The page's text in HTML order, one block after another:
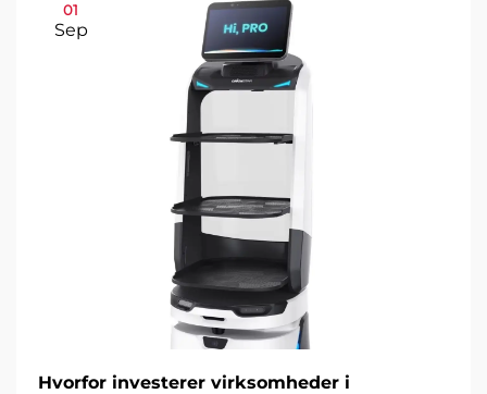
01
Sep
Hvorfor investerer virksomheder i